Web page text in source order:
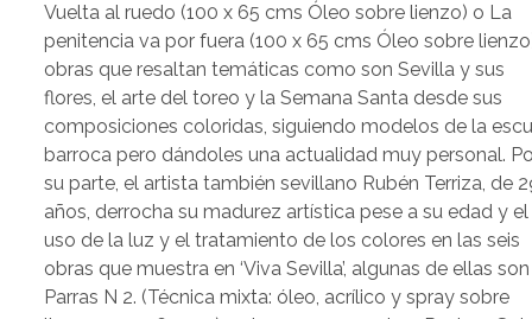
Vuelta al ruedo (100 x 65 cms Óleo sobre lienzo) o La
penitencia va por fuera (100 x 65 cms Óleo sobre
obras que resaltan temáticas como son Sevilla y sus
flores, el arte del toreo y la Semana Santa desde sus
composiciones coloridas, siguiendo modelos de la
barroca pero dándoles una actualidad muy personal.
su parte, el artista también sevillano Rubén Terriza, de
años, derrocha su madurez artística pese a su edad y el
uso de la luz y el tratamiento de los colores en las seis
obras que muestra en ‘Viva Sevilla’, algunas de ellas son
Parras N 2. (Técnica mixta: óleo, acrílico y spray sobre